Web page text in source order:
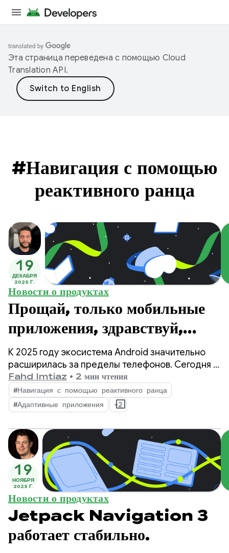
Эта страница переведена с помощью Cloud
Translation API.
#Навигация с помощью
реактивного ранца
19
ДЕКАБРЯ
2025 Г.
Новости о продуктах
Прощай, только мобильные
приложения, здравствуй,
адаптивные: три важных
обновления 2025 года для
создания адаптивных
приложений.
К 2025 году экосистема Android значительно
расширилась за пределы телефонов. Сегодня у
разработчиков есть возможность охватить
более 500 миллионов активных устройств,
включая складные устройства, планшеты,
устройства XR, Chromebook и совместимые
автомобили.
Fahd Imtiaz • 2 мин чтения
#Навигация с помощью реактивного ранца
#Адаптивные приложения
+2
19
НОЯБРЯ
2025 Г.
Новости о продуктах
Jetpack Navigation 3
работает стабильно.